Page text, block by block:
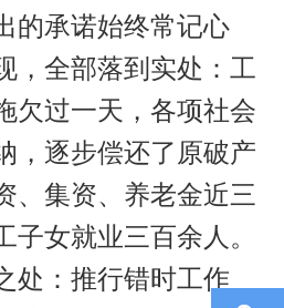
的承诺始终常记心
，全部落到实处：工
欠过一天，各项社会
，逐步偿还了原破产
、集资、养老金近三
子女就业三百余人。
处：推行错时工作